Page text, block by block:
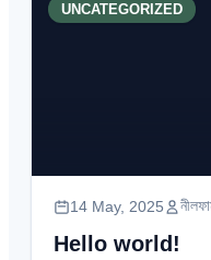
UNCATEGORIZED
14 May, 2025
Hello world!